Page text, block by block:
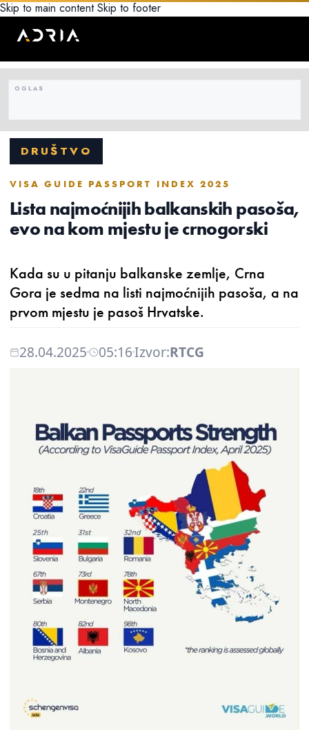
Skip to main content Skip to footer
DRUŠTVO
VISA GUIDE PASSPORT INDEX 2025
Lista najmoćnijih balkanskih pasoša,
evo na kom mjestu je crnogorski
Kada su u pitanju balkanske zemlje, Crna
Gora je sedma na listi najmoćnijih pasoša, a na
prvom mjestu je pasoš Hrvatske.
28.04.2025 05:16Izvor:RTCG